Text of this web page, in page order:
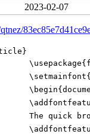
2023-02-07
The quick